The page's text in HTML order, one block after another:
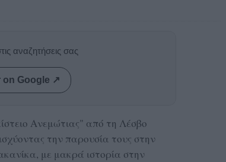
αναζητήσεις σας
on Google ↗
Ανεμώτιας" από τη Λέσβο
την παρουσία τους στην
με μακρά ιστορία στην